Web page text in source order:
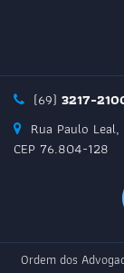
Comissão de
Comissão de
Comissão de
Comissão de
Comissão de
(69) 3217-
Rua Paulo
CEP 76.804-128
Ordem dos